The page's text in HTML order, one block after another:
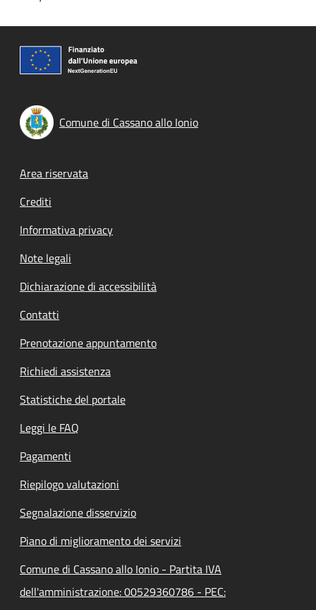
Comune di Cassano allo Ionio
Footer menu
Area riservata
Crediti
Informativa privacy
Note legali
Dichiarazione di accessibilità
Contatti
Prenotazione appuntamento
Richiedi assistenza
Statistiche del portale
Leggi le FAQ
Pagamenti
Riepilogo valutazioni
Segnalazione disservizio
Piano di miglioramento dei servizi
Comune di Cassano allo Ionio - Partita IVA
dell'amministrazione: 00529360786 - PEC: